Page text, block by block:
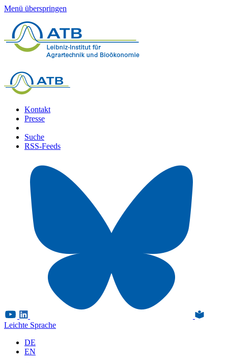
Menü überspringen
Kontakt
Presse
Suche
RSS-Feeds
Leichte Sprache
DE
EN